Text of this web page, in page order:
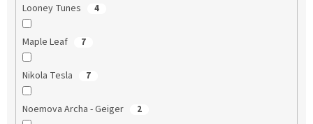
Looney Tunes 4
Maple Leaf 7
Nikola Tesla 7
Noemova Archa - Geiger 2